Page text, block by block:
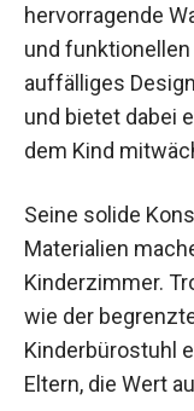
hervorragende
und
auffälliges
und bietet dabei
dem Kind
Seine solide
Materialien
Kinderzimmer.
wie der
Kinderbürostuhl
Eltern, die Wert